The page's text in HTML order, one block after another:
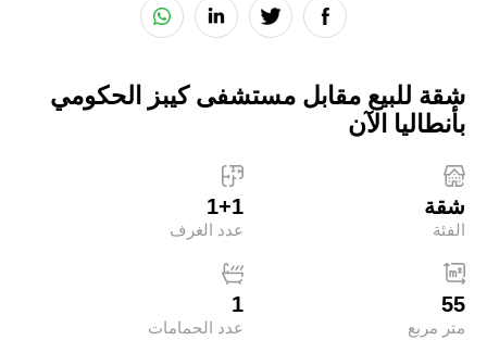
شقة للبيع مقابل مستشفى كيبز الحكومي
بأنطاليا الآن
شقة
الفئة
1+1
عدد الغرف
55
متر مربع
1
عدد الحمامات